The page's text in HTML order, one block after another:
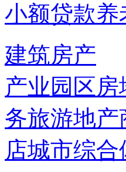
小额贷款养
建筑房产
产业园区房
务旅游地产
店城市综合